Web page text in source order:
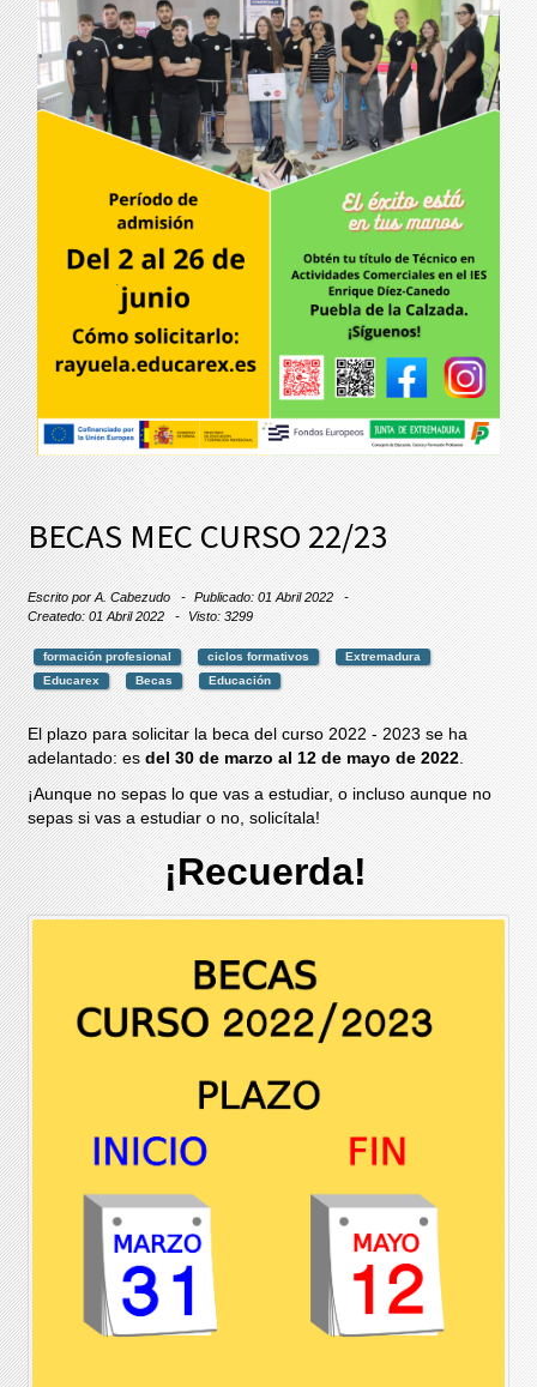
BECAS MEC CURSO 22/23
Escrito porA. Cabezudo
Publicado: 01 Abril 2022
Createdo: 01 Abril 2022
Visto: 3299
formación profesional ciclos formativos
Extremadura
Educarex
Becas Educación
El plazo para solicitar la beca del curso 2022 - 2023 se ha
adelantado: esdel 30 de marzo al 12 de mayo de 2022
¡Aunque no sepas lo que vas a estudiar, o incluso aunque no
sepas si vas a estudiar o no, solicítala!
¡Recuerda!